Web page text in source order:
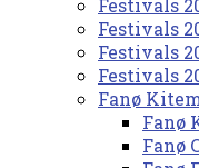
Festivals
Festivals
Festivals
Festivals
Fanø
Fanø
Fanø